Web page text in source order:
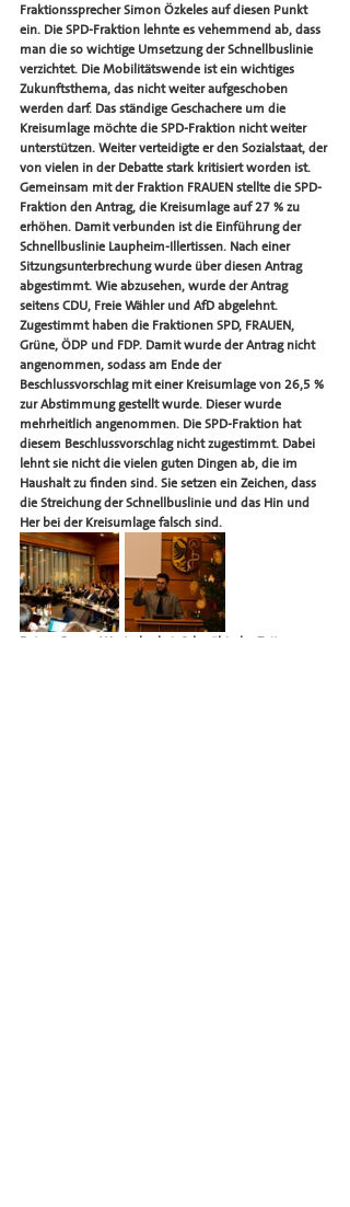
Fraktionssprecher Simon Özkeles auf diesen Punkt
ein. Die SPD-Fraktion lehnte es vehemmend ab, dass
man die so wichtige Umsetzung der Schnellbuslinie
verzichtet. Die Mobilitätswende ist ein wichtiges
Zukunftsthema, das nicht weiter aufgeschoben
werden darf. Das ständige Geschachere um die
Kreisumlage möchte die SPD-Fraktion nicht weiter
unterstützen. Weiter verteidigte er den Sozialstaat, der
von vielen in der Debatte stark kritisiert worden ist.
Gemeinsam mit der Fraktion FRAUEN stellte die SPD-
Fraktion den Antrag, die Kreisumlage auf 27 % zu
erhöhen. Damit verbunden ist die Einführung der
Schnellbuslinie Laupheim-Illertissen. Nach einer
Sitzungsunterbrechung wurde über diesen Antrag
abgestimmt. Wie abzusehen, wurde der Antrag
seitens CDU, Freie Wähler und AfD abgelehnt.
Zugestimmt haben die Fraktionen SPD, FRAUEN,
Grüne, ÖDP und FDP. Damit wurde der Antrag nicht
angenommen, sodass am Ende der
Beschlussvorschlag mit einer Kreisumlage von 26,5 %
zur Abstimmung gestellt wurde. Dieser wurde
mehrheitlich angenommen. Die SPD-Fraktion hat
diesem Beschlussvorschlag nicht zugestimmt. Dabei
lehnt sie nicht die vielen guten Dingen ab, die im
Haushalt zu finden sind. Sie setzen ein Zeichen, dass
die Streichung der Schnellbuslinie und das Hin und
Her bei der Kreisumlage falsch sind.
Fotos: Gregor Westerbarkei, Schwäbische Zeitung.